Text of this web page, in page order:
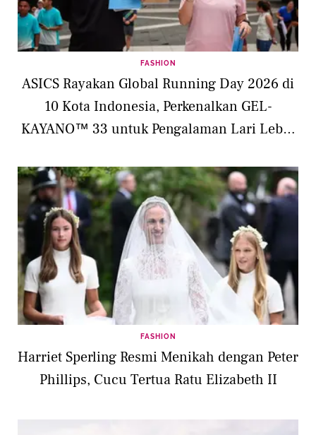
FASHION
ASICS Rayakan Global Running Day 2026 di
10 Kota Indonesia, Perkenalkan GEL-
KAYANO™ 33 untuk Pengalaman Lari Lebih
FASHION
Harriet Sperling Resmi Menikah dengan Peter
Phillips, Cucu Tertua Ratu Elizabeth II